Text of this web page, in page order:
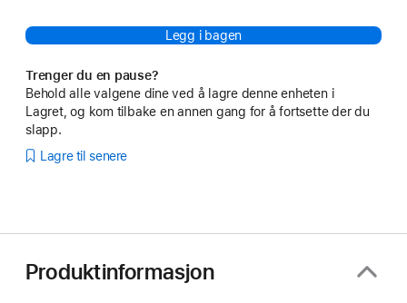
Legg i bagen
Trenger du en pause?
Behold alle valgene dine ved å lagre denne enheten i
Lagret, og kom tilbake en annen gang for å fortsette der du
slapp.
Lagre til senere
Produktinformasjon